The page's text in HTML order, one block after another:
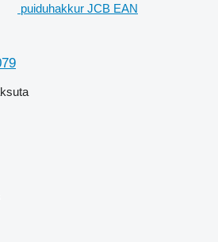
puiduhakkur JCB EAN